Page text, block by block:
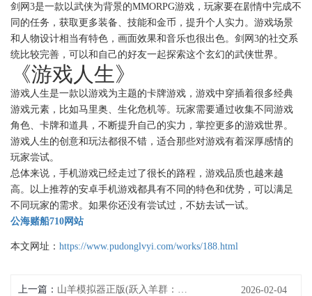
剑网3是一款以武侠为背景的MMORPG游戏，玩家要在剧情中完成不
同的任务，获取更多装备、技能和金币，提升个人实力。游戏场景
和人物设计相当有特色，画面效果和音乐也很出色。剑网3的社交系
统比较完善，可以和自己的好友一起探索这个玄幻的武侠世界。
《游戏人生》
游戏人生是一款以游戏为主题的卡牌游戏，游戏中穿插着很多经典
游戏元素，比如马里奥、生化危机等。玩家需要通过收集不同游戏
角色、卡牌和道具，不断提升自己的实力，掌控更多的游戏世界。
游戏人生的创意和玩法都很不错，适合那些对游戏有着深厚感情的
玩家尝试。
总体来说，手机游戏已经走过了很长的路程，游戏品质也越来越
高。以上推荐的安卓手机游戏都具有不同的特色和优势，可以满足
不同玩家的需求。如果你还没有尝试过，不妨去试一试。
公海赌船710网站
本文网址： https://www.pudonglvyi.com/works/188.html
上一篇： 2026-02-04